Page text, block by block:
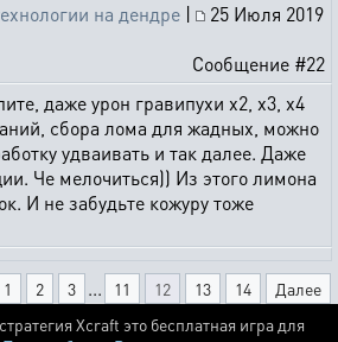
на дендре |
25 Июля 2019
Сообщение #22
даже урон гравипухи х2, х3, х4
сбора лома для жадных, можно
удваивать и так далее. Даже
Че мелочиться)) Из этого лимона
И не забудьте кожуру тоже
1 2 3 ... 11 12 13 14
Далее
Xcraft это бесплатная игра для